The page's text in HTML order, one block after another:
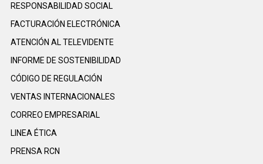
RESPONSABILIDAD SOCIAL
FACTURACIÓN ELECTRÓNICA
ATENCIÓN AL TELEVIDENTE
INFORME DE SOSTENIBILIDAD
CÓDIGO DE REGULACIÓN
VENTAS INTERNACIONALES
CORREO EMPRESARIAL
LINEA ÉTICA
PRENSA RCN